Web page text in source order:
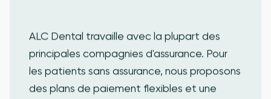
ALC Dental travaille avec la plupart des
principales compagnies d'assurance. Pour
les patients sans assurance, nous proposons
des plans de paiement flexibles et une